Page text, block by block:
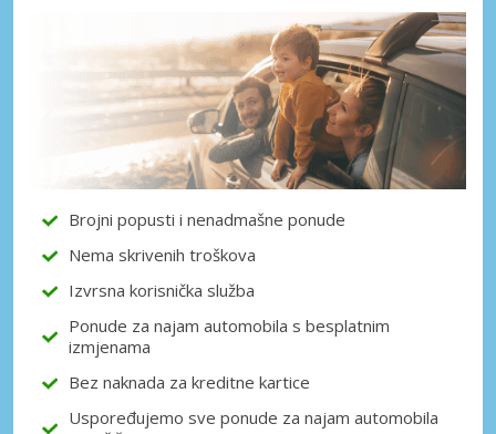
Brojni popusti i nenadmašne ponude
Nema skrivenih troškova
Izvrsna korisnička služba
Ponude za najam automobila s besplatnim
izmjenama
Bez naknada za kreditne kartice
Uspoređujemo sve ponude za najam automobila
Posebni popusti
Pristupite ekskluzivnim ponudama naših
dobavljača
Prijava putem eLinka